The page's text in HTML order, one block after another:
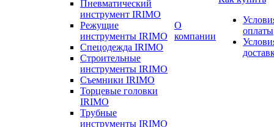
Пневматический
инструмент IRIMO
Режущие
инструменты IRIMO
Спецодежда IRIMO
Строительные
инструменты IRIMO
Съемники IRIMO
Торцевые головки
IRIMO
Трубные
инструменты IRIMO
О
компании
оплаты